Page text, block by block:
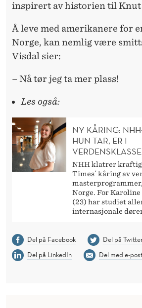
inspirert av historien til Knut
Å leve med amerikanere for
Norge, kan nemlig være
Visdal sier:
– Nå tør jeg ta mer plass!
Les også:
NY KÅRING:
HUN TAR, ER I
VERDENSKLASSE
NHH klatrer
Times´ kåring av
Norge. For
(23) har studiet
internasjonale
Del på Facebook
Del på
Del på LinkedIn
Del med e-